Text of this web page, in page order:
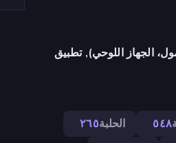
الجهاز اللوحي), تطبيق
٥٤٨ الحلبة٢٦٥